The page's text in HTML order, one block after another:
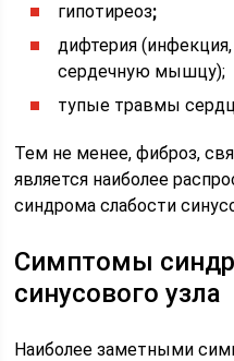
гипотиреоз;
дифтерия
сердечную мышцу);
тупые травмы
Тем не менее, фиброз,
является наиболее
синдрома слабости
Симптомы
синусового узла
Наиболее заметными